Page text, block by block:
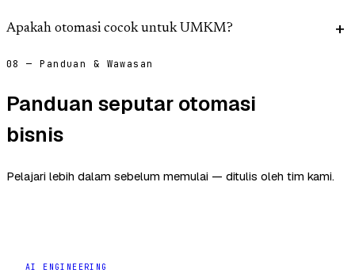
Apakah otomasi cocok untuk UMKM?
08 — Panduan & Wawasan
Panduan seputar otomasi
bisnis
Pelajari lebih dalam sebelum memulai — ditulis oleh tim kami.
AI ENGINEERING